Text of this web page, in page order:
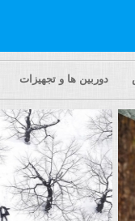
دوربین ها و تجهیزات